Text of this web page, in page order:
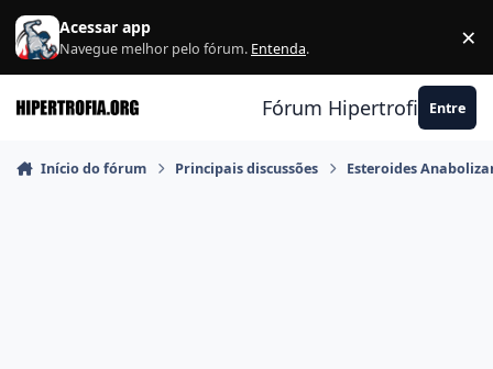
Ir para conteúdo
Acessar app
Navegue melhor pelo fórum. Entenda. ×
Fórum Hipertrofia.org
Entre
Início do fórum Principais discussões Esteroides